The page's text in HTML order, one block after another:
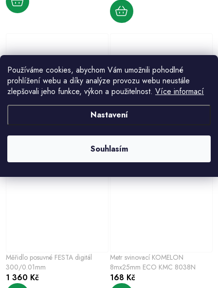
Používáme cookies, abychom Vám umožnili pohodlné
prohlížení webu a díky analýze provozu webu neustále
zlepšovali jeho funkce, výkon a použitelnost. Více informací
Nastavení
Souhlasím
8mx25mm KMC8074N
216 Kč
Metr svinovací FESTA Magnetic
126 Kč 131 Kč
Měřidlo posuvné FESTA digitál
300/0.01mm
1 360 Kč
Metr svinovací KOMELON
8mx25mm ECO KMC 8038N
168 Kč